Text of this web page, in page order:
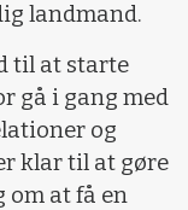
landmand.
til at starte
gå i gang med
og
klar til at gøre
om at få en